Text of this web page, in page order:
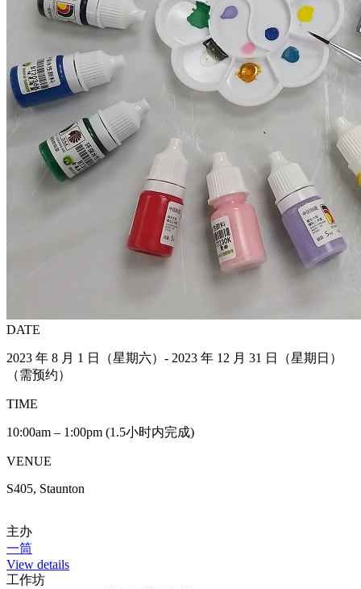
DATE
2023 年 8 月 1 日（星期六）- 2023 年 12 月 31 日（星期日）
（需预约）
TIME
10:00am – 1:00pm (1.5小时内完成)
VENUE
S405, Staunton
主办
一筒
View details
工作坊